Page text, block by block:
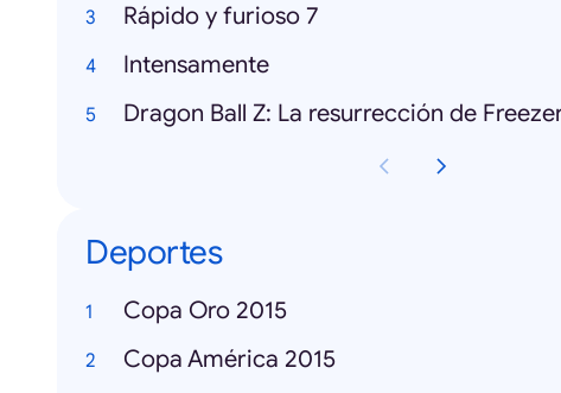
Rápido y furioso 7
Intensamente
Dragon Ball Z: La resurrección de
Deportes
Copa Oro 2015
Copa América 2015